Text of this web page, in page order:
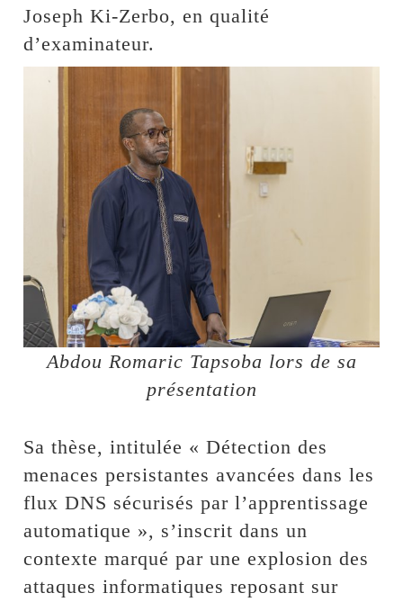
Joseph Ki-Zerbo, en qualité
d’examinateur.
Abdou Romaric Tapsoba lors de sa
présentation
Sa thèse, intitulée « Détection des
menaces persistantes avancées dans les
flux DNS sécurisés par l’apprentissage
automatique », s’inscrit dans un
contexte marqué par une explosion des
attaques informatiques reposant sur